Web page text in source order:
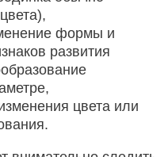
формы и
развития
цвета или